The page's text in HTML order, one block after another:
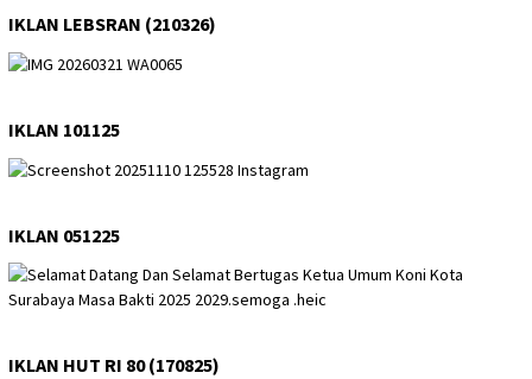
IKLAN LEBSRAN (210326)
IKLAN 101125
IKLAN 051225
IKLAN HUT RI 80 (170825)